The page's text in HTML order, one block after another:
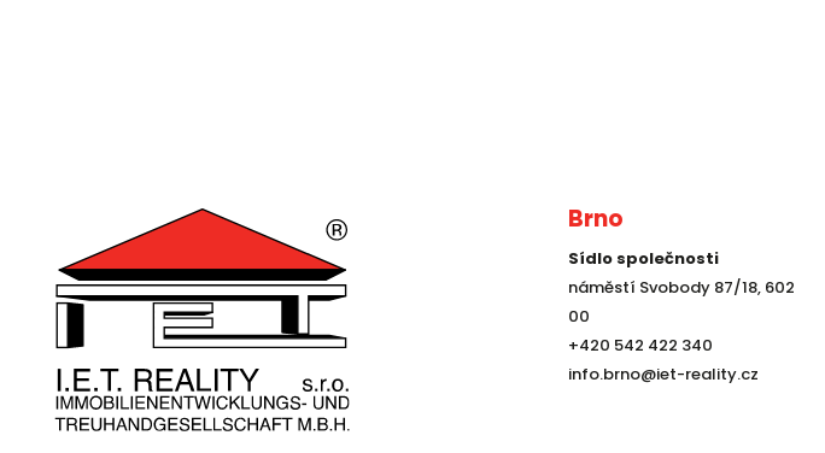
Brno
Sídlo společnosti
náměstí Svobody 87/18, 602
00
+420 542 422 340
info.brno@iet-reality.cz